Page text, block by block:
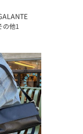
の他1